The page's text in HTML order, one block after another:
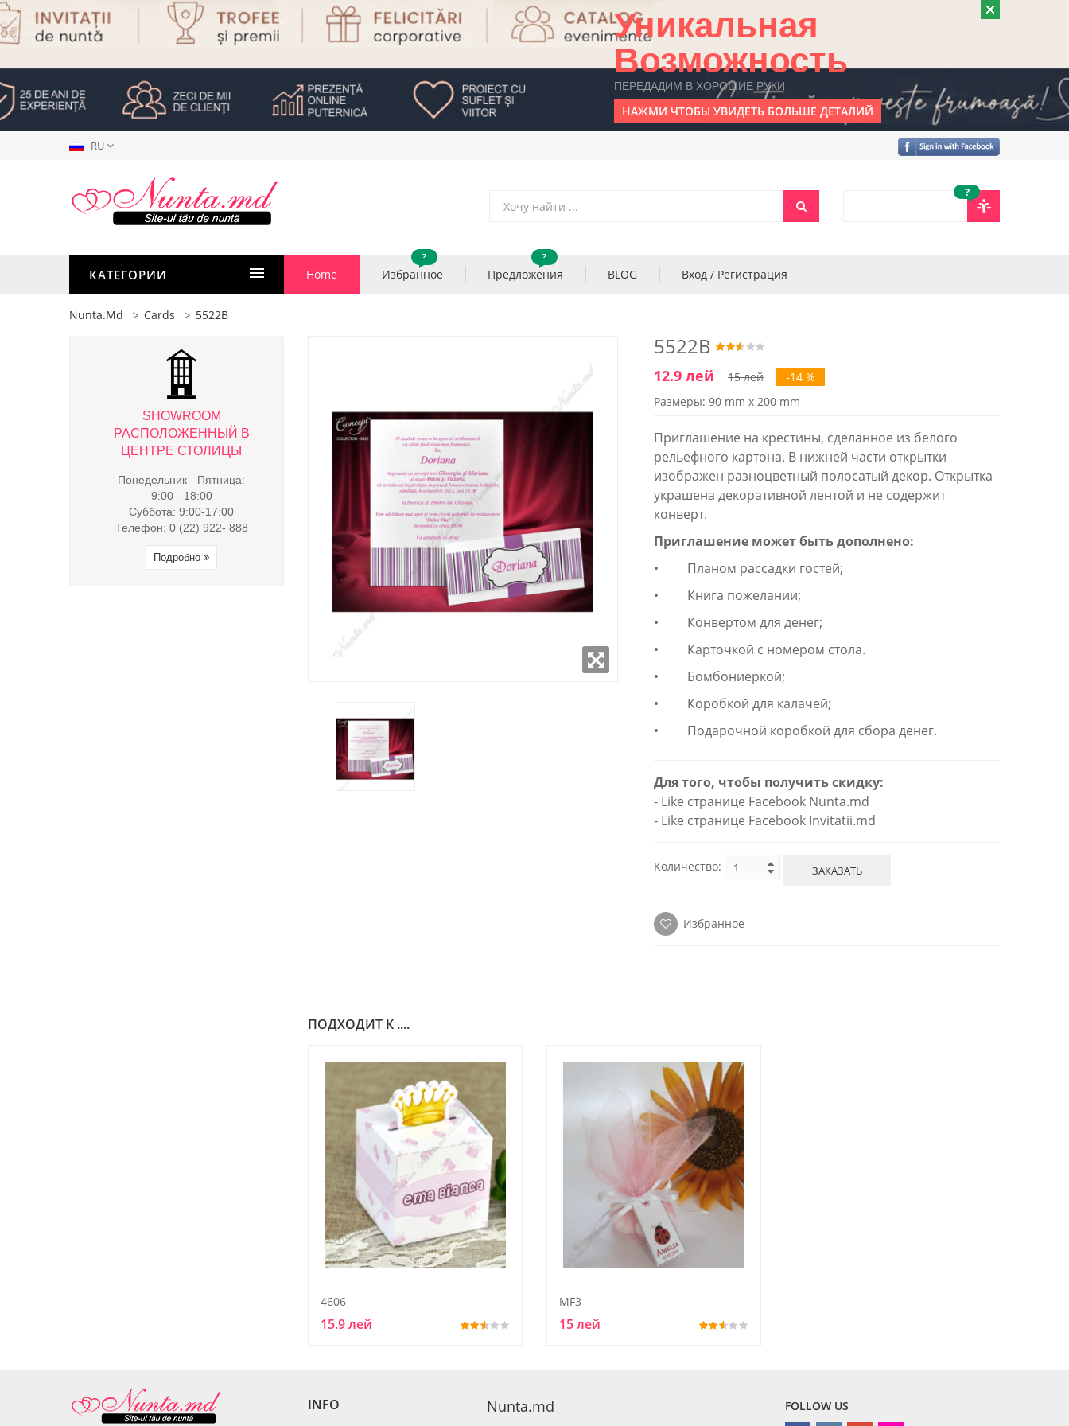
Уникальная
Возможность
ПЕРЕДАДИМ В ХОРОШИЕ РУКИ
НАЖМИ ЧТОБЫ УВИДЕТЬ БОЛЬШЕ ДЕТАЛИЙ
RU
?
КАТЕГОРИИ Home Избранное
?
Предложения
?
BLOG Вход / Регистрация
Nunta.md Cards 5522B
5522B
12.9 лей 15 лей
-14 %
Размеры: 90 mm x 200 mm
Приглашение на крестины, сделанное из белого
рельефного картона. В нижней части открытки
изображен разноцветный полосатый декор. Открытка
украшена декоративной лентой и не содержит
конверт.
Приглашение может быть дополнено:
• Планом рассадки гостей;
• Книга пожелании;
• Конвертом для денег;
• Карточкой с номером стола.
• Бомбониеркой;
• Коробкой для калачей;
• Подарочной коробкой для сбора денег.
Для того, чтобы получить скидку:
- Like странице Facebook Nunta.md
- Like странице Facebook Invitatii.md
Количество: ЗАКАЗАТЬ
Избранное
ПОДХОДИТ К ....
4606
15.9 лей
MF3
15 лей
SHOWROOM
РАСПОЛОЖЕННЫЙ В
ЦЕНТРЕ СТОЛИЦЫ
Понедельник - Пятница:
9:00 - 18:00
Суббота: 9:00-17:00
Телефон: 0 (22) 922- 888
Подробно
SHOWROOM
РАСПОЛОЖЕННЫЙ В
ЦЕНТРЕ СТОЛИЦЫ
Понедельник - Пятница:
Суббота: 9:00-17:00
Телефон: 0 (22) 922- 888
Подробно
SHOWROOM
ЦЕНТРЕ СТОЛИЦЫ
Понедельник - Пятница:
9:00 - 18:00
Суббота: 9:00-17:00
Телефон: 0 (22) 922- 888
Подробно
INFO Nunta.md FOLLOW US